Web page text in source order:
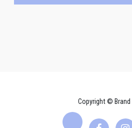
Copyright © Brand